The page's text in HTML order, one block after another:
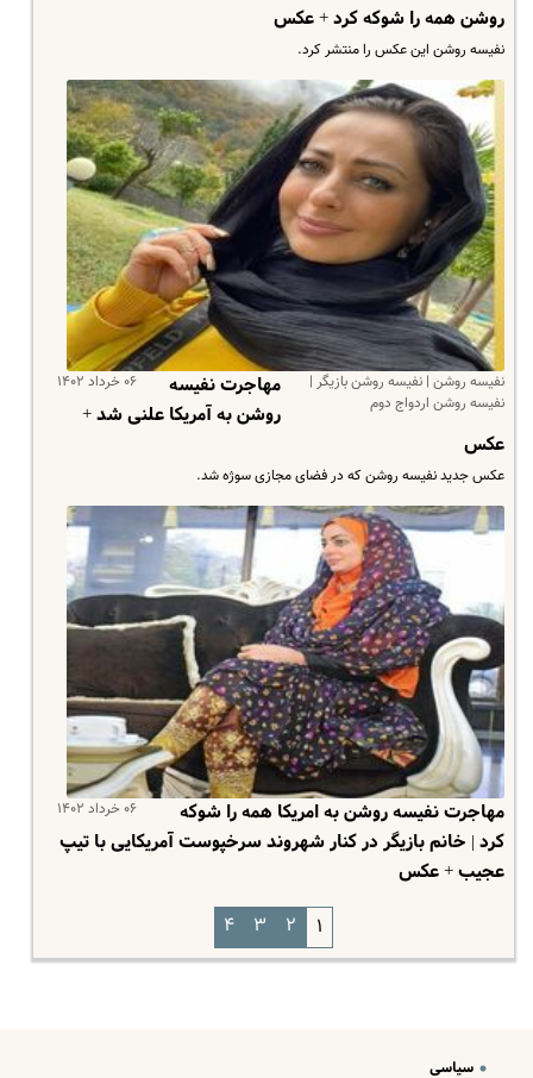
روشن همه را شوکه کرد + عکس
نفیسه روشن این عکس را منتشر کرد.
نفیسه روشن | نفیسه روشن بازیگر |
نفیسه روشن اردواج دوم
۰۶ خرداد ۱۴۰۲
مهاجرت نفیسه
روشن به آمریکا علنی شد +
عکس
عکس جدید نفیسه روشن که در فضای مجازی سوژه شد.
۰۶ خرداد ۱۴۰۲
مهاجرت نفیسه روشن به امریکا همه را شوکه
کرد | خانم بازیگر در کنار شهروند سرخپوست آمریکایی با تیپ
عجیب + عکس
۱ ۲ ۳ ۴
سیاسی